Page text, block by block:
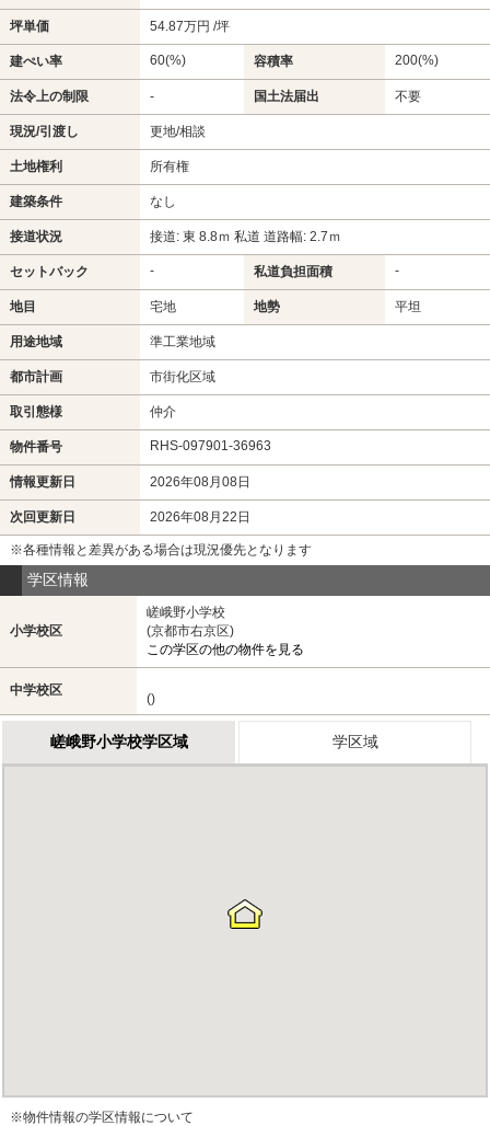
坪単価 54.87万円 /坪
建ぺい率 60(%) 容積率 200(%)
法令上の制限 - 国土法届出 不要
現況/引渡し 更地/相談
土地権利 所有権
建築条件 なし
接道状況 接道: 東 8.8ｍ 私道 道路幅: 2.7ｍ
セットバック - 私道負担面積 -
地目 宅地 地勢 平坦
用途地域 準工業地域
都市計画 市街化区域
取引態様 仲介
物件番号 RHS-097901-36963
情報更新日 2026年08月08日
次回更新日 2026年08月22日
※各種情報と差異がある場合は現況優先となります
学区情報
小学校区
嵯峨野小学校
(京都市右京区)
この学区の他の物件を見る
中学校区
()
嵯峨野小学校学区域 学区域
※物件情報の学区情報について